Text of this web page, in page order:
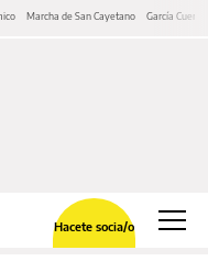
Marcha de San Cayetano García Cuerva
Hacete socia/o